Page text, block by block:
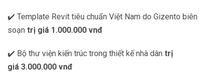
✔️ Template Revit tiêu chuẩn Việt Nam do Gizento biên
soạn trị giá 1.000.000 vnđ
✔️ Bộ thư viện kiến trúc trong thiết kế nhà dân trị
giá 3.000.000 vnđ